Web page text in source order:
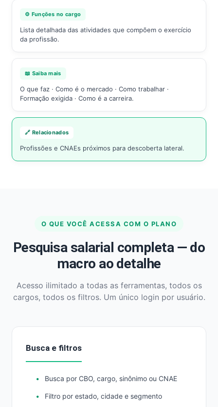
⚙️ Funções no cargo
Lista detalhada das atividades que compõem o exercício
da profissão.
📖 Saiba mais
O que faz · Como é o mercado · Como trabalhar ·
Formação exigida · Como é a carreira.
🔗 Relacionados
Profissões e CNAEs próximos para descoberta lateral.
O QUE VOCÊ ACESSA COM O PLANO
Pesquisa salarial completa — do
macro ao detalhe
Acesso ilimitado a todas as ferramentas, todos os
cargos, todos os filtros. Um único login por usuário.
Busca e filtros
Busca por CBO, cargo, sinônimo ou CNAE
Filtro por estado, cidade e segmento